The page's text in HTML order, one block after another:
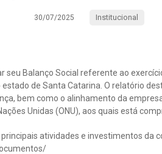
30/07/2025 Institucional
seu Balanço Social referente ao
de Santa Catarina. O relatório
bem como o alinhamento da
Unidas (ONU), aos quais está
atividades e investimentos da